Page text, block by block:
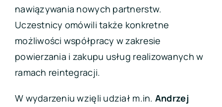
nawiązywania nowych partnerstw.
Uczestnicy omówili także konkretne
możliwości współpracy w zakresie
powierzania i zakupu usług realizowanych w
ramach reintegracji.
W wydarzeniu wzięli udział m.in. Andrzej